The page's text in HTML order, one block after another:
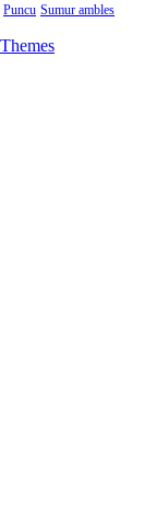
Puncu Sumur ambles